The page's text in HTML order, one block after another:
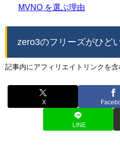
MVNO を選ぶ理由
zero3のフリーズがひど
記事内にアフィリエイトリンクを
X
LINE